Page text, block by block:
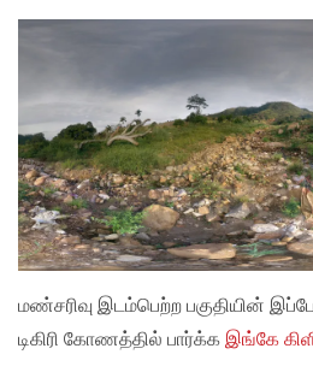
மண்சரிவு இடம்பெற்ற பகுதியின்
டிகிரி கோணத்தில் பார்க்க இங்கே